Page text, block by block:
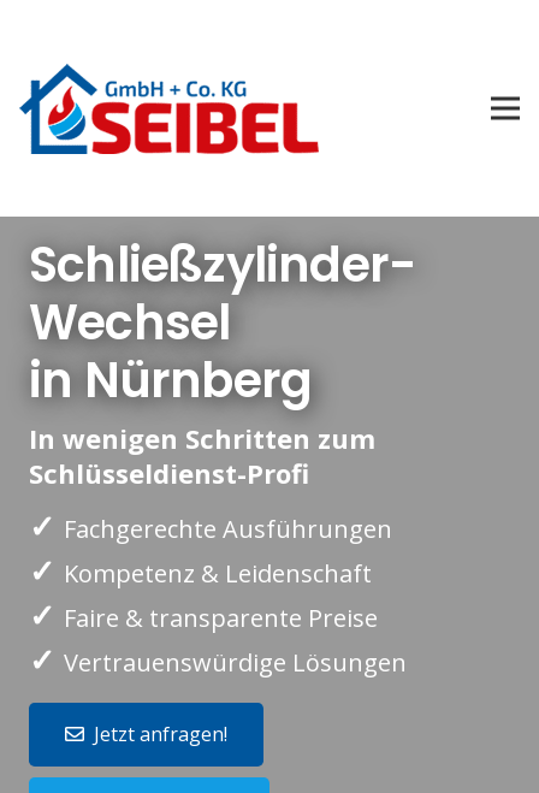
Schließzylinder-
Wechsel
in Nürnberg
In wenigen Schritten zum
Schlüsseldienst-Profi
✓ Fachgerechte Ausführungen
✓ Kompetenz & Leidenschaft
✓ Faire & transparente Preise
✓ Vertrauenswürdige Lösungen
Jetzt anfragen!